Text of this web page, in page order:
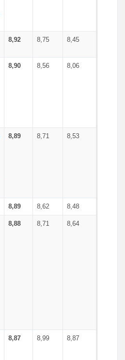
8,92 8,75 8,45
8,90 8,56 8,06
8,89 8,71 8,53
8,89 8,62 8,48
8,88 8,71 8,64
8,87 8,99 8,87